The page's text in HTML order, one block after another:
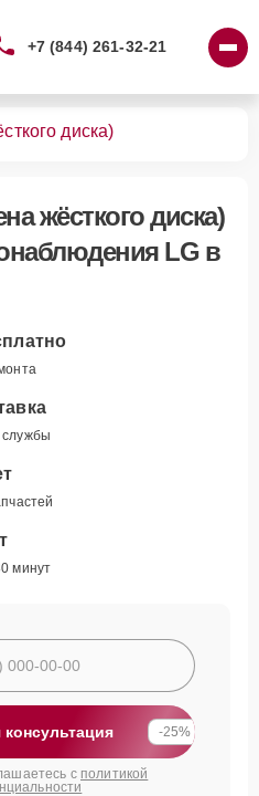
+7 (844) 261-32-21
диска)
жёсткого диска)
LG в
службы
минут
консультация -25%
с политикой